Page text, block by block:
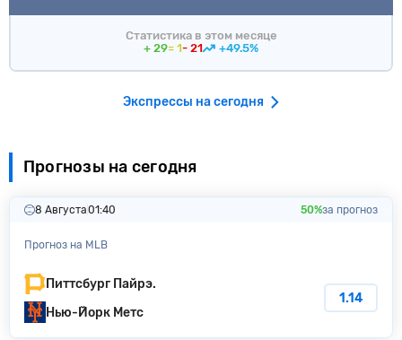
Статистика в этом месяце
+ 29= 1- 21 +49.5%
Экспрессы на сегодня
Прогнозы на сегодня
8 Августа01:40 50%за прогноз
Прогноз на MLB
Питтсбург Пайрэ.
Нью-Йорк Метс
1.14